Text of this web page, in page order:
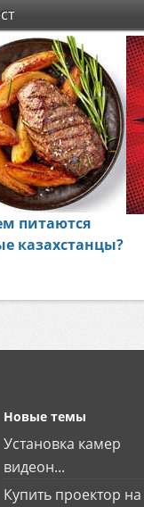
питаются
казахстанцы?
Новые темы
Установка камер
видеон...
Купить проектор на